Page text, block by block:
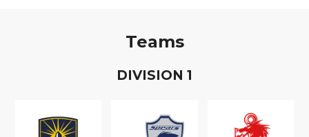
Teams
DIVISION 1